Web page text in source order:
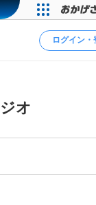
ログイン・
オ